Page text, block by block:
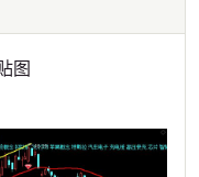
图